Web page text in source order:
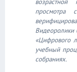
возрастной
просмотра
Видеоролики
«Цифрового
учебный
собраниях.